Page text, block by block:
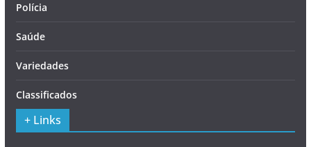
Polícia
Saúde
Variedades
Classificados
+ Links